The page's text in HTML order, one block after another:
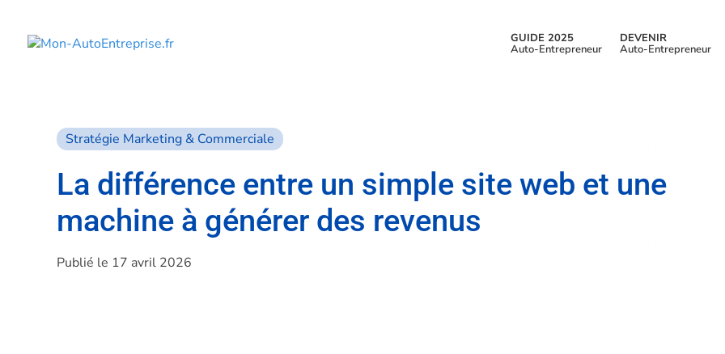
GUIDE 2025
Auto-Entrepreneur
DEVENIR
Auto-Entrepreneur
Stratégie Marketing & Commerciale
La différence entre un simple site web et une
machine à générer des revenus
Publié le 17 avril 2026